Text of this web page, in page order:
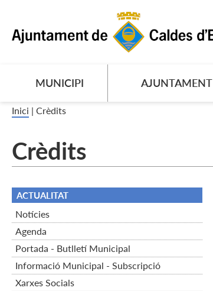
MUNICIPI AJUNTAMENT
Inici | Crèdits
Crèdits
ACTUALITAT
Notícies
Agenda
Portada - Butlletí Municipal
Informació Municipal - Subscripció
Xarxes Socials